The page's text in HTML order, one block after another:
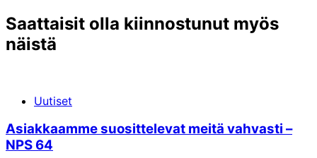
Saattaisit olla kiinnostunut myös
näistä
Uutiset
Asiakkaamme suosittelevat meitä vahvasti –
NPS 64